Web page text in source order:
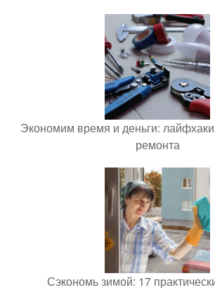
Экономим время и деньги:
ремонта
Сэкономь зимой: 17